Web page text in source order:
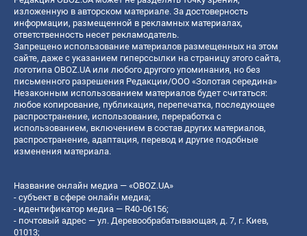
изложенную в авторском материале. За достоверность
информации, размещенной в рекламных материалах,
ответственность несет рекламодатель.
Запрещено использование материалов размещенных на этом
сайте, даже с указанием гиперссылки на страницу этого сайта,
логотипа OBOZ.UA или любого другого упоминания, но без
письменного разрешения Редакции/ООО «Золотая середина»
Незаконным использованием материалов будет считаться:
любое копирование, публикация, перепечатка, последующее
распространение, использование, переработка с
использованием, включением в состав других материалов,
распространение, адаптация, перевод и другие подобные
изменения материала.
Название онлайн медиа — «OBOZ.UA»
- субъект в сфере онлайн медиа;
- идентификатор медиа — R40-06156;
- почтовый адрес — ул. Деревообрабатывающая, д. 7, г. Киев,
01013;